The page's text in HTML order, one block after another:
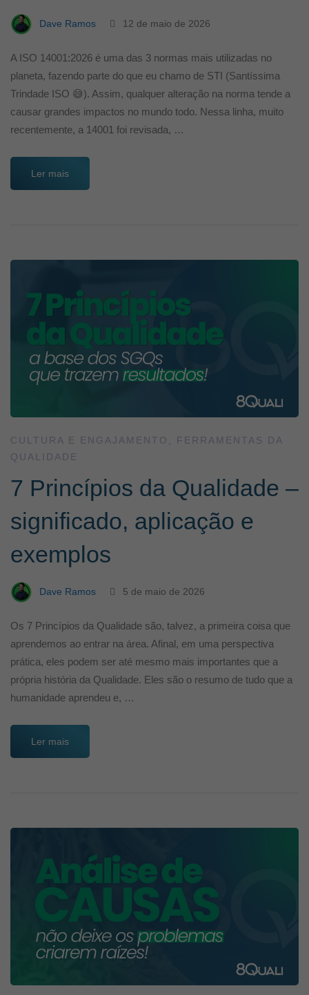
Dave Ramos 12 de maio de 2026
A ISO 14001:2026 é uma das 3 normas mais utilizadas no
planeta, fazendo parte do que eu chamo de STI (Santíssima
Trindade ISO 😅). Assim, qualquer alteração na norma tende a
causar grandes impactos no mundo todo. Nessa linha, muito
recentemente, a 14001 foi revisada, …
Ler mais
CULTURA E ENGAJAMENTO
FERRAMENTAS DA
QUALIDADE
7 Princípios da Qualidade –
significado, aplicação e
exemplos
Dave Ramos 5 de maio de 2026
Os 7 Princípios da Qualidade são, talvez, a primeira coisa que
aprendemos ao entrar na área. Afinal, em uma perspectiva
prática, eles podem ser até mesmo mais importantes que a
própria história da Qualidade. Eles são o resumo de tudo que a
humanidade aprendeu e, …
Ler mais